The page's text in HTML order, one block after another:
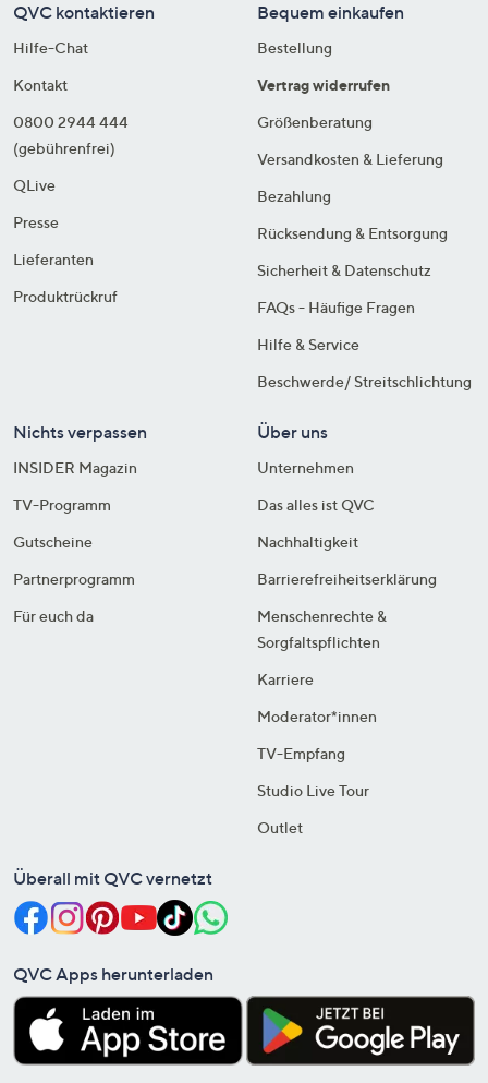
QVC kontaktieren
Hilfe-Chat
Kontakt
0800 2944 444
(gebührenfrei)
QLive
Presse
Lieferanten
Produktrückruf
Bequem einkaufen
Bestellung
Vertrag widerrufen
Größenberatung
Versandkosten & Lieferung
Bezahlung
Rücksendung & Entsorgung
Sicherheit & Datenschutz
FAQs - Häufige Fragen
Hilfe & Service
Beschwerde/ Streitschlichtung
Nichts verpassen
INSIDER Magazin
TV-Programm
Gutscheine
Partnerprogramm
Für euch da
Über uns
Unternehmen
Das alles ist QVC
Nachhaltigkeit
Barrierefreiheitserklärung
Menschenrechte &
Sorgfaltspflichten
Karriere
Moderator*innen
TV-Empfang
Studio Live Tour
Outlet
Überall mit QVC vernetzt
QVC Apps herunterladen